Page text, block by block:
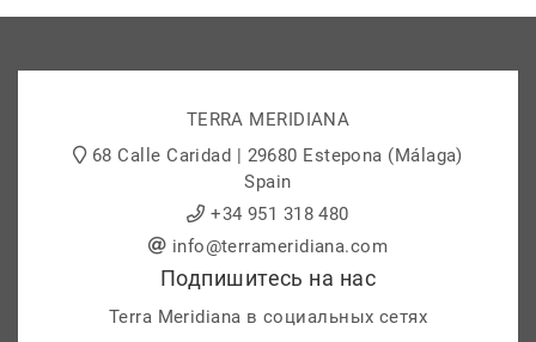
TERRA MERIDIANA
68 Calle Caridad | 29680 Estepona (Málaga)
Spain
+34 951 318 480
info@terrameridiana.com
Подпишитесь на нас
Terra Meridiana в социальных сетях